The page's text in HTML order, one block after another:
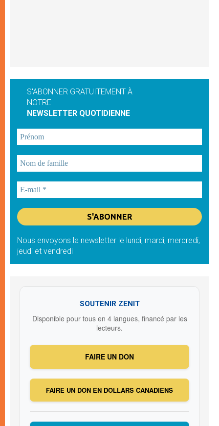
S'ABONNER GRATUITEMENT À
NOTRE
NEWSLETTER QUOTIDIENNE
Nous envoyons la newsletter le lundi, mardi, mercredi,
jeudi et vendredi
SOUTENIR ZENIT
Disponible pour tous en 4 langues, financé par les
lecteurs.
FAIRE UN DON
FAIRE UN DON EN DOLLARS CANADIENS